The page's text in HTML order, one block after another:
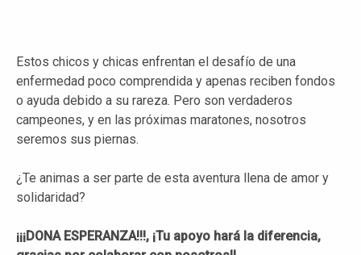
Estos chicos y chicas enfrentan el desafío de una
enfermedad poco comprendida y apenas reciben fondos
o ayuda debido a su rareza. Pero son verdaderos
campeones, y en las próximas maratones, nosotros
seremos sus piernas.
¿Te animas a ser parte de esta aventura llena de amor y
solidaridad?
¡¡¡DONA ESPERANZA!!!, ¡Tu apoyo hará la diferencia,